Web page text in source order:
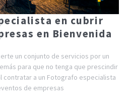
en cubrir
en Bienvenida
un conjunto de servicios por un
para que no tenga que prescindir
contratar a un Fotografo especialista
de empresas